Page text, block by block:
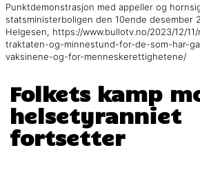
Punktdemonstrasjon med appeller og
statsministerboligen den 10ende desember
Helgesen, https://www.bullotv.no/2023/12/
traktaten-og-minnestund-for-de-som-har-
vaksinene-og-for-menneskerettighetene/
Folkets kamp
helsetyranniet
fortsetter